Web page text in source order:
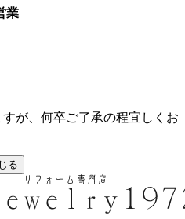
業
が、何卒ご了承の程宜しくお
る